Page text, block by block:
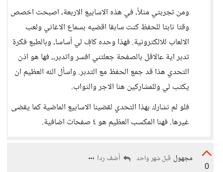
ومن تجربتي مثلاً، في هذه الاسابيع الاربعة، اصبحت اخصص
وقتا ثابتا للحفظ كنت سابقا اقضيه بسماع الاغاني ولعب
الالعاب للالكترونية. فهذا وحده كافٍ لي أساسا، وبالطبع فكرة
تدبر اية عالاقل بالصفحة جعلتني افسر واتدبر،، فها هو اذن
التحدي هذا قد جمع الحفظ مع التدبر. واسأل الله العظيم ان
يكتب لي وللمشاركين هنا الاجر والثواب.
فلو لم نشارك بهذا التحدي لقضينا الاسابيع الماضية كما يقضى
غيرها. فهنا المكسب العظيم هو ٤ صفحات اضافية.
0
مجهول قبل شهر واحد أضف ردا